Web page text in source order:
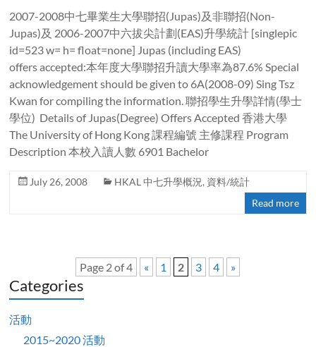
2007-2008中七畢業生大學聯招(Jupas)及非聯招(Non-
Jupas)及 2006-2007中六拔尖計劃(EAS)升學統計 [singlepic
id=523 w= h= float=none] Jupas (including EAS)
offers accepted:本年度大學聯招升讀大學率為87.6% Special
acknowledgement should be given to 6A(2008-09) Sing Tsz
Kwan for compiling the information. 聯招學生升學詳情(學士
學位) Details of Jupas(Degree) Offers Accepted 香港大學
The University of Hong Kong 課程編號 主修課程 Program
Description 本校入讀人數 6901 Bachelor
July 26, 2008 HKAL 中七升學概況, 資料/統計
Read more
Page 2 of 4 « 1 2 3 4 »
Categories
活動
2015~2020 活動